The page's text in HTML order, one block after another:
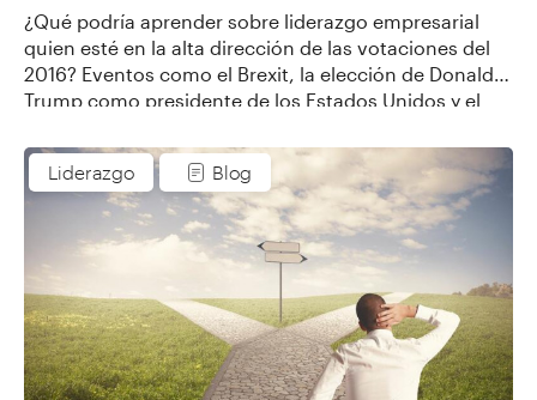
¿Qué podría aprender sobre liderazgo empresarial
quien esté en la alta dirección de las votaciones del
2016? Eventos como el Brexit, la elección de Donald
Trump como presidente de los Estados Unidos y el
resultados inesperados que podrían enseñarle sobre
el tema.
Liderazgo Blog